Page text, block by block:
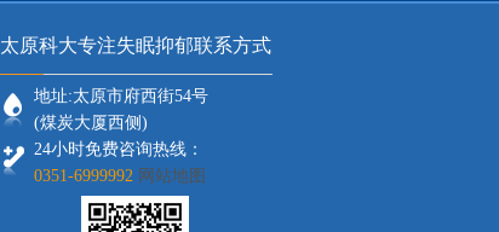
太原科大专注失眠抑郁联系方式
地址:太原市府西街54号
(煤炭大厦西侧)
24小时免费咨询热线：
0351-6999992 网站地图